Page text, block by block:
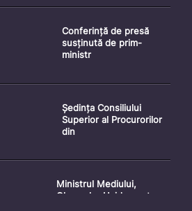
Conferință de presă
susținută de prim-
ministr
Ședința Consiliului
Superior al Procurorilor
din
Ministrul Mediului,
Gheorghe Hajder, este